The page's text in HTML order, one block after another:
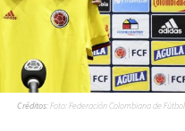
Créditos:Foto: Federación Colombiana de Fútbol